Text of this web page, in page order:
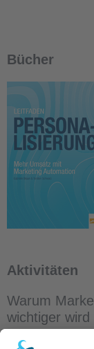
Bücher
Aktivitäten
Warum
wichtiger wird
Next Best